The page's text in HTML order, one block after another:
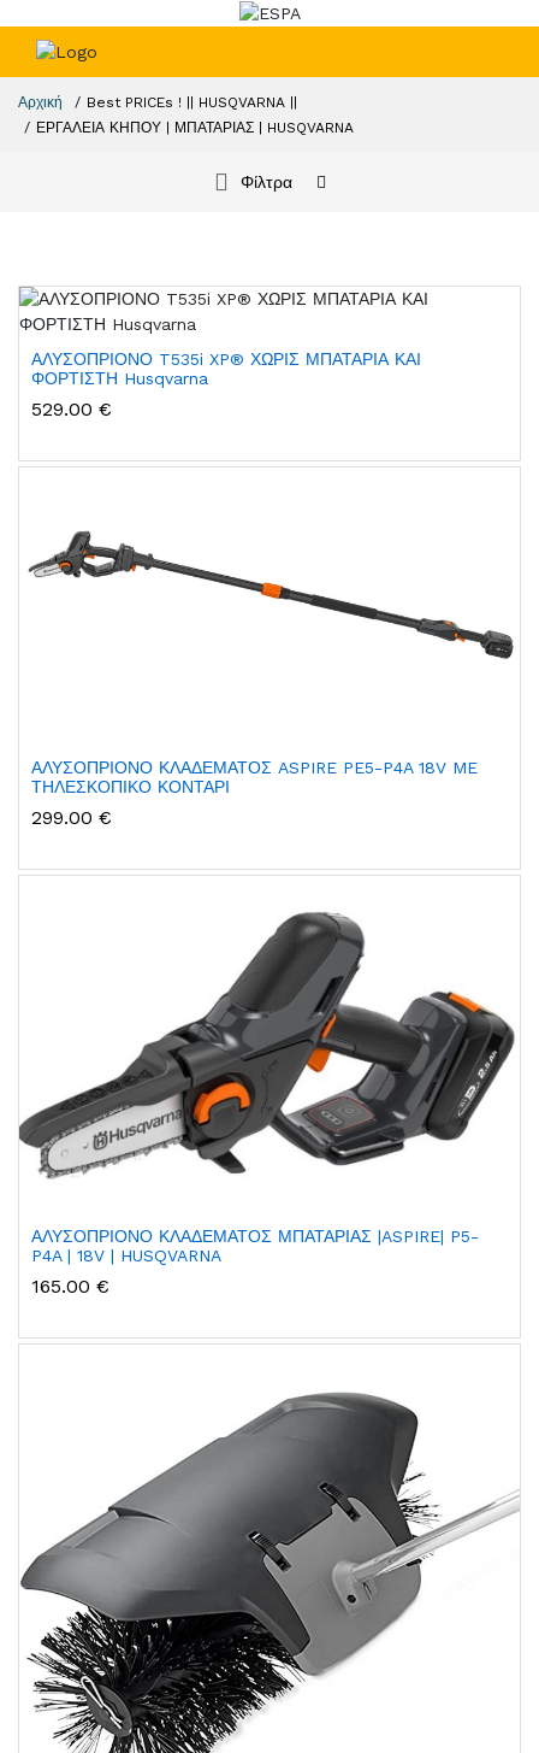
Αρχική
Best PRICEs ! || HUSQVARNA ||
ΕΡΓΑΛΕΙΑ ΚΗΠΟΥ | ΜΠΑΤΑΡΙΑΣ | HUSQVARNA
Φίλτρα
ΑΛΥΣΟΠΡΙΟΝΟ T535i XP® ΧΩΡΙΣ ΜΠΑΤΑΡΙΑ ΚΑΙ
ΦΟΡΤΙΣΤΗ Husqvarna
529.00 €
ΑΛΥΣΟΠΡΙΟΝΟ ΚΛΑΔΕΜΑΤΟΣ ASPIRE PE5-P4A 18V ME
ΤΗΛΕΣΚΟΠΙΚΟ ΚΟΝΤΑΡΙ
299.00 €
ΑΛΥΣΟΠΡΙΟΝΟ ΚΛΑΔΕΜΑΤΟΣ ΜΠΑΤΑΡΙΑΣ |ASPIRE| P5-
P4A | 18V | HUSQVARNA
165.00 €